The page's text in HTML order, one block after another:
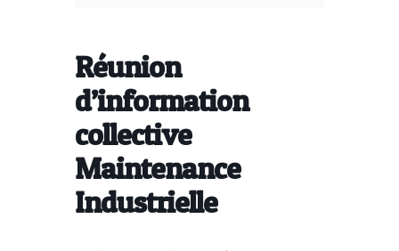
Réunion
d’information
collective
Maintenance
Industrielle